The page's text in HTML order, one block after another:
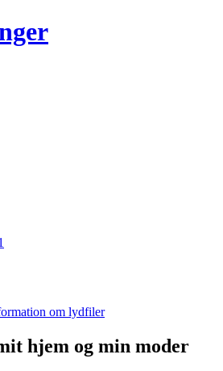
om lydfiler
hjem og min moder